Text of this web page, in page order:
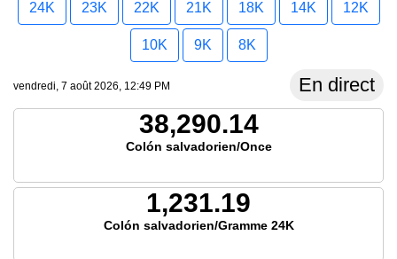
24K 23K 22K 21K 18K 14K 12K
10K 9K 8K
vendredi, 7 août 2026, 12:49 PM En direct
38,290.14
Colón salvadorien/Once
1,231.19
Colón salvadorien/Gramme 24K